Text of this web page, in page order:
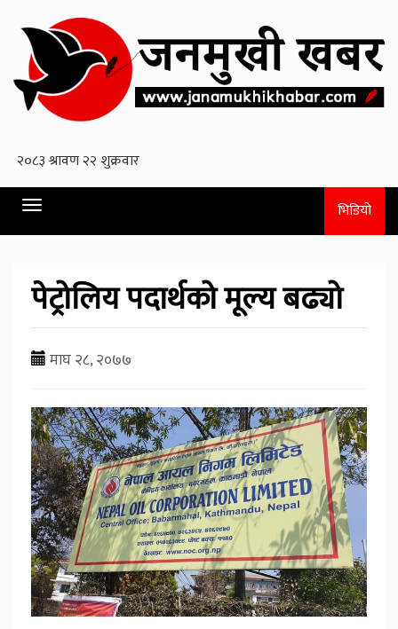
Toggle
navigation
भिडियो
पेट्रोलिय पदार्थको मूल्य बढ्यो
माघ २८, २०७७